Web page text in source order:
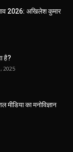
2026: अखिलेश कुमार
है?
2025
का मनोविज्ञान